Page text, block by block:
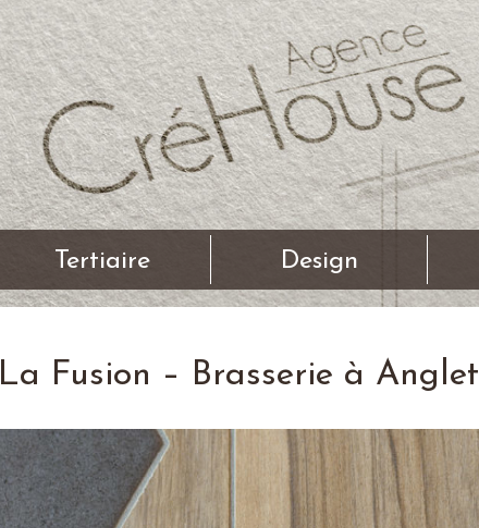
Tertiaire Design
La Fusion – Brasserie à Anglet